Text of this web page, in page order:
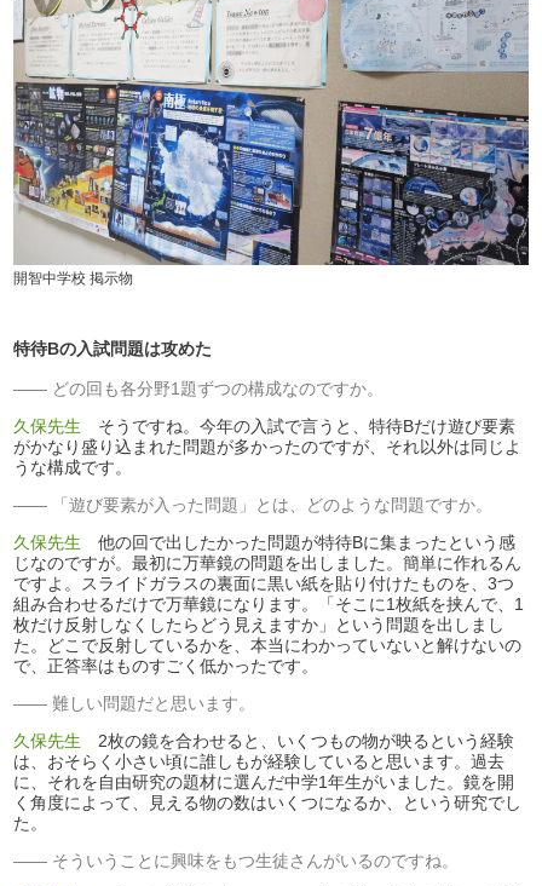
開智中学校 掲示物
特待Bの入試問題は攻めた
どの回も各分野1題ずつの構成なのですか。
久保先生 そうですね。今年の入試で言うと、特待Bだけ遊び要素
がかなり盛り込まれた問題が多かったのですが、それ以外は同じよ
うな構成です。
「遊び要素が入った問題」とは、どのような問題ですか。
久保先生 他の回で出したかった問題が特待Bに集まったという感
じなのですが。最初に万華鏡の問題を出しました。簡単に作れるん
ですよ。スライドガラスの裏面に黒い紙を貼り付けたものを、3つ
組み合わせるだけで万華鏡になります。「そこに1枚紙を挟んで、1
枚だけ反射しなくしたらどう見えますか」という問題を出しまし
た。どこで反射しているかを、本当にわかっていないと解けないの
で、正答率はものすごく低かったです。
難しい問題だと思います。
久保先生 2枚の鏡を合わせると、いくつもの物が映るという経験
は、おそらく小さい頃に誰しもが経験していると思います。過去
に、それを自由研究の題材に選んだ中学1年生がいました。鏡を開
く角度によって、見える物の数はいくつになるか、という研究でし
た。
そういうことに興味をもつ生徒さんがいるのですね。